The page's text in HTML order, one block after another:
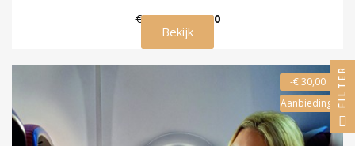
€ 99,00 € 79,00
Bekijk
-€ 30,00
Aanbieding!
FILTER